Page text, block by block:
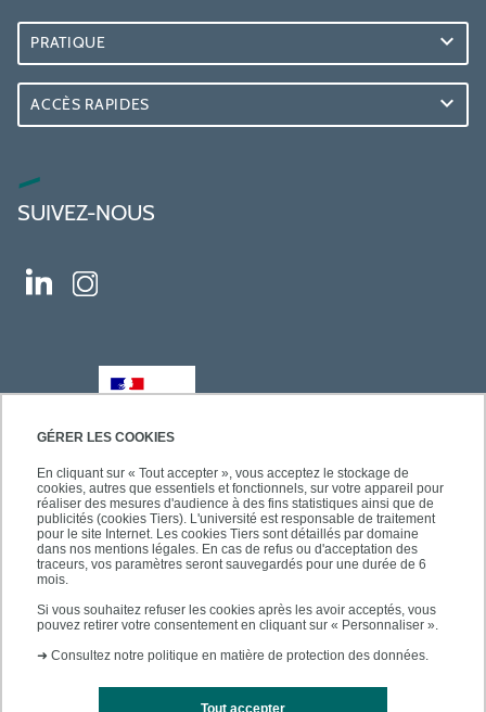
GÉRER LES COOKIES
En cliquant sur « Tout accepter », vous acceptez le stockage de
cookies, autres que essentiels et fonctionnels, sur votre appareil pour
réaliser des mesures d'audience à des fins statistiques ainsi que de
publicités (cookies Tiers). L'université est responsable de traitement
pour le site Internet. Les cookies Tiers sont détaillés par domaine
dans nos mentions légales. En cas de refus ou d'acceptation des
traceurs, vos paramètres seront sauvegardés pour une durée de 6
mois.
Si vous souhaitez refuser les cookies après les avoir acceptés, vous
pouvez retirer votre consentement en cliquant sur « Personnaliser ».
➜ Consultez notre politique en matière de protection des données.
Tout accepter
PRATIQUE
ACCÈS RAPIDES
SUIVEZ-NOUS